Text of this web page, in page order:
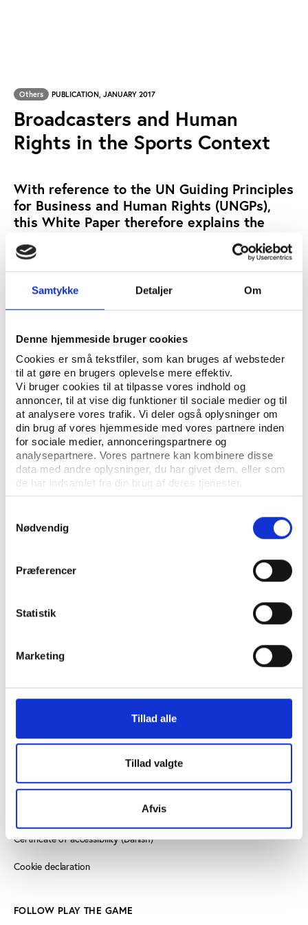
Samtykke Detaljer Om
Denne hjemmeside bruger cookies
Cookies er små tekstfiler, som kan bruges af websteder
til at gøre en brugers oplevelse mere effektiv.
Vi bruger cookies til at tilpasse vores indhold og
annoncer, til at vise dig funktioner til sociale medier og til
at analysere vores trafik. Vi deler også oplysninger om
din brug af vores hjemmeside med vores partnere inden
for sociale medier, annonceringspartnere og
analysepartnere. Vores partnere kan kombinere disse
data med andre oplysninger, du har givet dem, eller som
de har indsamlet fra din brug af deres tjenester.
Nødvendig
Præferencer
Statistik
Marketing
Tillad alle
Tillad valgte
Afvis
Others PUBLICATION, JANUARY 2017
Broadcasters and Human
Rights in the Sports Context
With reference to the UN Guiding Principles
for Business and Human Rights (UNGPs),
this White Paper therefore explains the
relationship between broadcasters and
MSEs, identifies where human rights issues
might arise, and discusses potential
mechanisms which could be used – and in
some cases already are being used – to
KEYWORDS: SPORTS POLITICS SPORTS LAW
OPEN PUBLICATION
PUBLISHER: MEGA-SPORTING EVENTS PLATFORM FOR HUMAN RIGHTS
PAGE COUNT: 28
CONTACT US
+45 3266 1030
info@playthegame.org
Read more about us
Certificate of accessibility (Danish)
Cookie declaration
FOLLOW PLAY THE GAME